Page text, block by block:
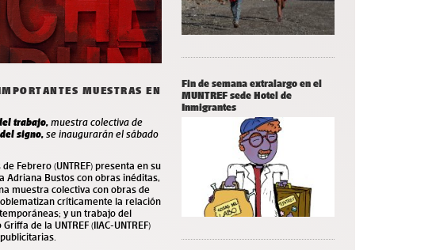
MUESTRAS EN
trabajo,muestra colectiva de
signo, se inaugurarán el sábado
Febrero (UNTREF) presenta en su
Adriana Bustos con obras inéditas,
muestra colectiva con obras de
críticamente la relación
y un trabajo del
de la UNTREF (IIAC-UNTREF)
Fin de semana extralargo en el
MUNTREF sede Hotel de
Inmigrantes